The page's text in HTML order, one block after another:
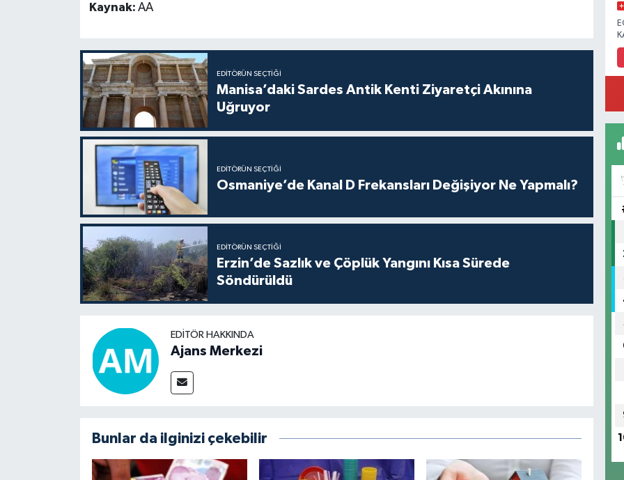
Kaynak: AA
EDITÖRÜN SEÇTIĞI
Manisa’daki Sardes Antik Kenti Ziyaretçi Akınına
Uğruyor
EDITÖRÜN SEÇTIĞI
Osmaniye’de Kanal D Frekansları Değişiyor Ne Yapmalı?
EDITÖRÜN SEÇTIĞI
Erzin’de Sazlık ve Çöplük Yangını Kısa Sürede
Söndürüldü
EDITÖR HAKKINDA
Ajans Merkezi
Bunlar da ilginizi çekebilir